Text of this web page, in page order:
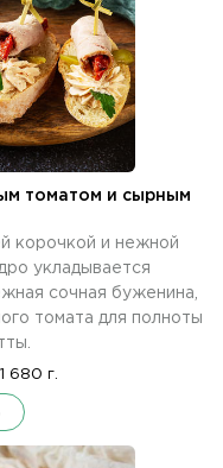
томатом и сырным
корочкой и нежной
укладывается
сочная буженина,
томата для полноты
1 680 г.